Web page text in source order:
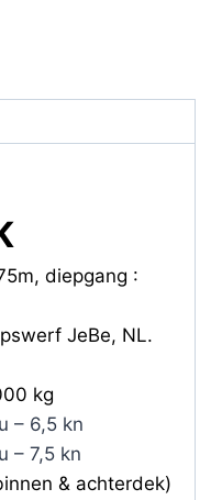
diepgang :
JeBe, NL.
kg
– 6,5 kn
– 7,5 kn
& achterdek)